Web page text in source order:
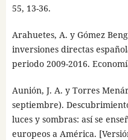
55, 13-36.
Arahuetes, A. y Gómez
inversiones directas
periodo 2009-2016.
Aunión, J. A. y Torres
septiembre).
luces y sombras: así se
europeos a América.